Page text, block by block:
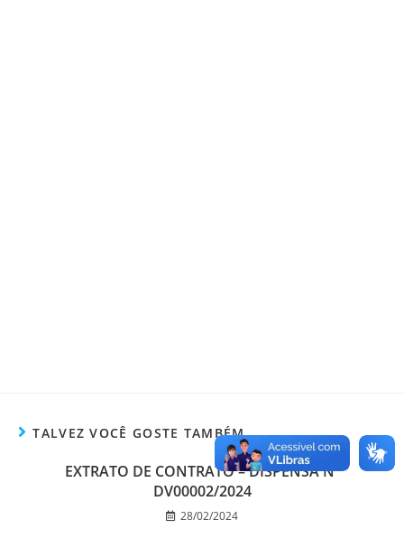
TALVEZ VOCÊ GOSTE TAMBÉM
EXTRATO DE CONTRATO – DISPENSA Nº
DV00002/2024
28/02/2024